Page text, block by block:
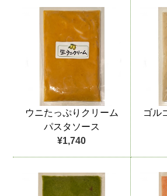
ウニたっぷりクリーム
パスタソース
¥1,740
ゴル